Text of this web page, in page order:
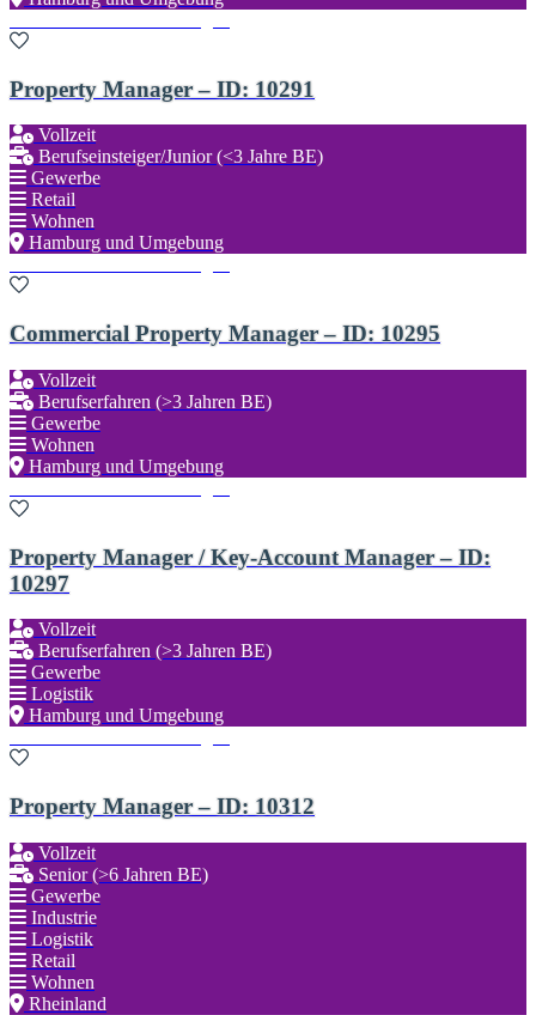
Property Manager – ID: 10291
Vollzeit
Berufseinsteiger/Junior (<3 Jahre BE)
Gewerbe
Retail
Wohnen
Hamburg und Umgebung
Commercial Property Manager – ID: 10295
Vollzeit
Berufserfahren (>3 Jahren BE)
Gewerbe
Wohnen
Hamburg und Umgebung
Property Manager / Key-Account Manager – ID:
10297
Vollzeit
Berufserfahren (>3 Jahren BE)
Gewerbe
Logistik
Hamburg und Umgebung
Property Manager – ID: 10312
Vollzeit
Senior (>6 Jahren BE)
Gewerbe
Industrie
Logistik
Retail
Wohnen
Rheinland